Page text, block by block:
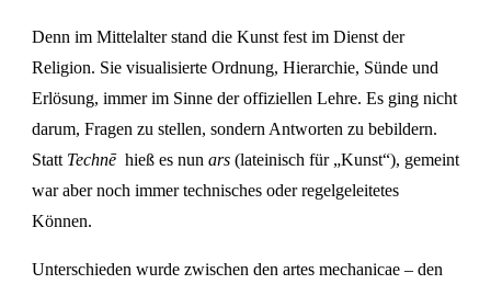
Denn im Mittelalter stand die Kunst fest im Dienst der
Religion. Sie visualisierte Ordnung, Hierarchie, Sünde und
Erlösung, immer im Sinne der offiziellen Lehre. Es ging nicht
darum, Fragen zu stellen, sondern Antworten zu bebildern.
Statt Technēhieß es nun ars (lateinisch für „Kunst“), gemeint
war aber noch immer technisches oder regelgeleitetes
Können.
Unterschieden wurde zwischen den artes mechanicae – den